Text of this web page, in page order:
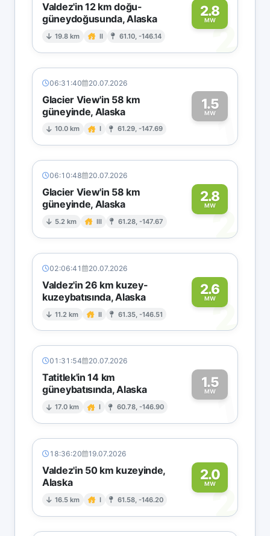
Valdez'in 12 km doğu-
güneydoğusunda, Alaska
19.8 km II 61.10, -146.14
2.8
MW2
06:31:40 20.07.2026
Glacier View'in 58 km
güneyinde, Alaska
10.0 km I 61.29, -147.69
1.5
MW1
06:10:48 20.07.2026
Glacier View'in 58 km
güneyinde, Alaska
5.2 km III 61.28, -147.67
2.8
MW
2
02:06:41 20.07.2026
Valdez'in 26 km kuzey-
kuzeybatısında, Alaska
11.2 km II 61.35, -146.51
2.6
MW2
01:31:54 20.07.2026
Tatitlek'in 14 km
güneybatısında, Alaska
17.0 km I 60.78, -146.90
1.5
MW1
18:36:20 19.07.2026
Valdez'in 50 km kuzeyinde,
Alaska
16.5 km I 61.58, -146.20
2.0
MW2